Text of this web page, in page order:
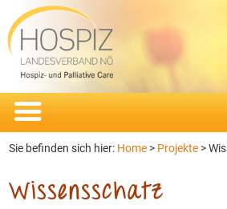

Sie befinden sich hier: Home > Projekte >
Wissensschatz